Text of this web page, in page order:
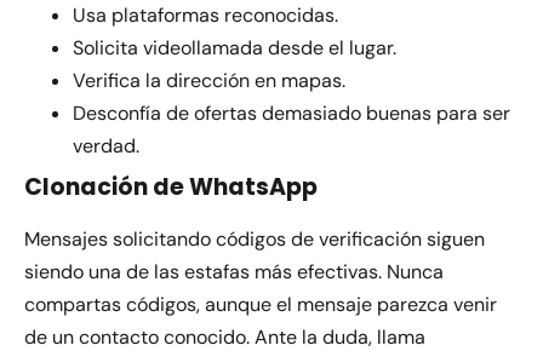
Usa plataformas reconocidas.
Solicita videollamada desde el lugar.
Verifica la dirección en mapas.
Desconfía de ofertas demasiado buenas para ser
verdad.
Clonación de WhatsApp
Mensajes solicitando códigos de verificación siguen
siendo una de las estafas más efectivas. Nunca
compartas códigos, aunque el mensaje parezca venir
de un contacto conocido. Ante la duda, llama